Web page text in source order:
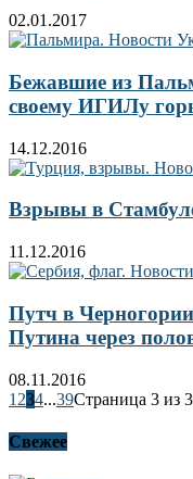
02.01.2017
Бежавшие из
своему ИГИЛу
14.12.2016
Взрывы в
11.12.2016
Путч в
Путина через
08.11.2016
1 234...39Страница 3 из
Свежее